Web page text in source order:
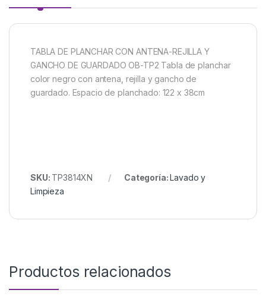
TABLA DE PLANCHAR CON ANTENA-REJILLA Y
GANCHO DE GUARDADO OB-TP2 Tabla de planchar
color negro con antena, rejilla y gancho de
guardado. Espacio de planchado: 122 x 38cm
SKU: TP3814XN Categoría:Lavado y
Limpieza
Productos relacionados